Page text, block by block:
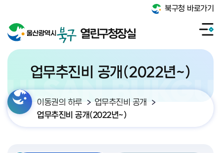
북구청 바로가기
열린구청장실
업무추진비 공개(2022년~)
이동권의 하루
업무추진비 공개
업무추진비 공개(2022년~)